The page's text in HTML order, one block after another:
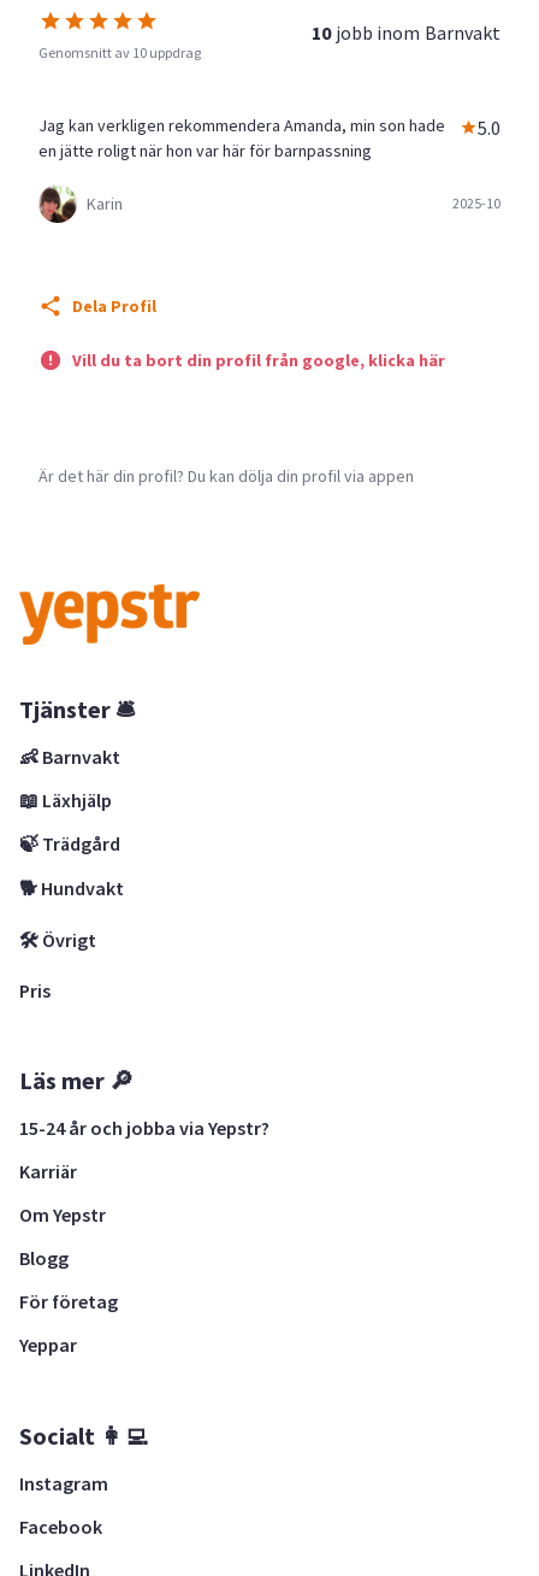
Genomsnitt av 10 uppdrag
10 jobb inom Barnvakt
Jag kan verkligen rekommendera Amanda, min son hade
en jätte roligt när hon var här för barnpassning
5.0
Karin 2025-10
Dela Profil
Vill du ta bort din profil från google, klicka här
Är det här din profil? Du kan dölja din profil via appen
Tjänster 🛎
👶 Barnvakt
📖 Läxhjälp
🍃 Trädgård
🐕 Hundvakt
🛠 Övrigt
Pris
Läs mer 🔎
15-24 år och jobba via Yepstr?
Karriär
Om Yepstr
Blogg
För företag
Yeppar
Socialt 👩‍💻
Instagram
Facebook
LinkedIn